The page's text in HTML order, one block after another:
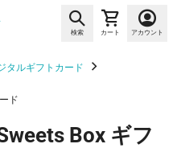
検索 カート アカウント
タルギフトカード
ド
Box ギフ